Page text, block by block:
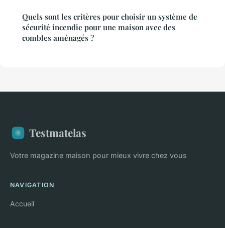
Quels sont les critères pour choisir un système de
sécurité incendie pour une maison avec des
combles aménagés ?
Testmatelas
Votre magazine maison pour mieux vivre chez vous
NAVIGATION
Accueil